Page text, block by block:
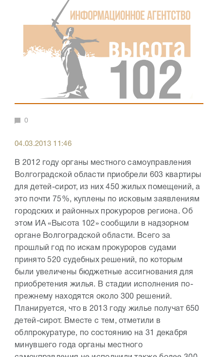
0
04.03.2013 11:46
В 2012 году органы местного самоуправления
Волгоградской области приобрели 603 квартиры
для детей-сирот, из них 450 жилых помещений, а
это почти 75%, куплены по исковым заявлениям
городских и районных прокуроров региона. Об
этом ИА «Высота 102» сообщили в надзорном
органе Волгоградской области. Всего за
прошлый год по искам прокуроров судами
принято 520 судебных решений, по которым
были увеличены бюджетные ассигнования для
приобретения жилья. В стадии исполнения по-
прежнему находятся около 300 решений.
Планируется, что в 2013 году жилье получат 650
детей-сирот. Вместе с тем, отметили в
облпрокуратуре, по состоянию на 31 декабря
минувшего года органы местного